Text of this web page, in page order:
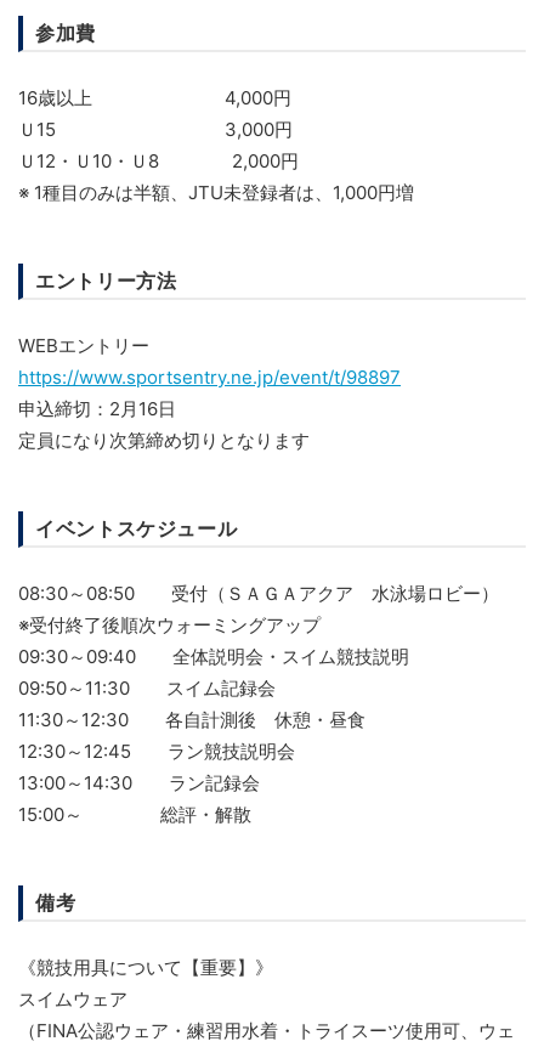
参加費
16歳以上 4,000円
Ｕ15 3,000円
Ｕ12・Ｕ10・Ｕ8 2,000円
※ 1種目のみは半額、JTU未登録者は、1,000円増
エントリー方法
WEBエントリー
https://www.sportsentry.ne.jp/event/t/98897
申込締切：2月16日
定員になり次第締め切りとなります
イベントスケジュール
08:30～08:50 受付（ＳＡＧＡアクア 水泳場ロビー）
※受付終了後順次ウォーミングアップ
09:30～09:40 全体説明会・スイム競技説明
09:50～11:30 スイム記録会
11:30～12:30 各自計測後 休憩・昼食
12:30～12:45 ラン競技説明会
13:00～14:30 ラン記録会
15:00～ 総評・解散
備考
《競技用具について【重要】》
スイムウェア
（FINA公認ウェア・練習用水着・トライスーツ使用可、ウェ